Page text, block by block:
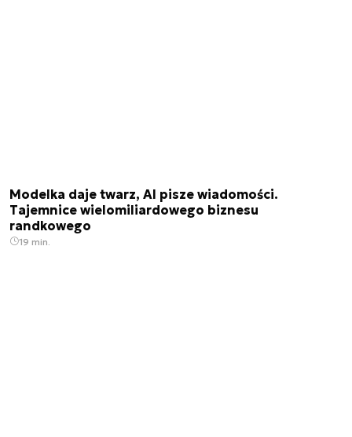
Modelka daje twarz, AI pisze wiadomości.
Tajemnice wielomiliardowego biznesu
randkowego
19 min.